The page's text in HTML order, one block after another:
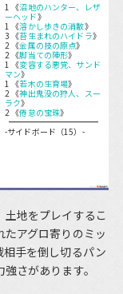
1 《沼地のハンター、レザ
ーヘッド》
1 《溶かし歩きの消散》
3 《苔生まれのハイドラ》
2 《金属の技の原点》
2 《脚当ての陣形》
1 《変容する悪党、サンド
マン》
1 《若木の生育場》
2 《神出鬼没の狩人、スー
ラク》
2 《倦怠の宝珠》
-サイドボード（15）-
地をプレイするこ
アグロ寄りのミッ
相手を倒し切るパン
さがあります。